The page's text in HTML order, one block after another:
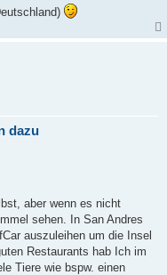
dazu
aber wenn es nicht
sehen. In San Andres
auszuleihen um die Insel
Restaurants hab Ich im
Tiere wie bspw. einen